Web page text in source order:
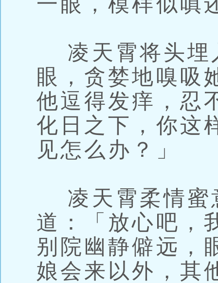
凌天霄将头埋
眼，贪婪地嗅吸
他逗得发痒，忍
化日之下，你这
见怎么办？」
凌天霄柔情蜜
道：「放心吧，
别院幽静僻远，
娘会来以外，其